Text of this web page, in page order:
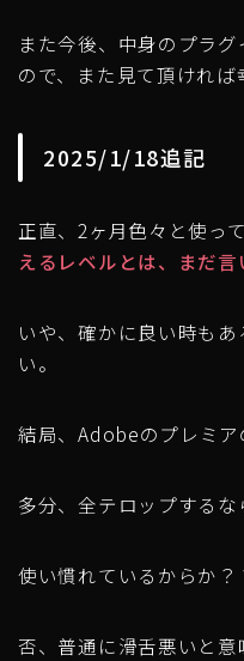
また今後、中身のプラ
ので、また見て頂ければ
2025/1/18追記
正直、2ヶ月色々と使っ
えるレベルとは、まだ言
いや、確かに良い時も
い。
結局、Adobeのプレミア
多分、全テロップするな
使い慣れているからか？
否、普通に滑舌悪いと意